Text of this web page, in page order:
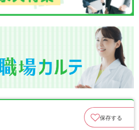
保存する